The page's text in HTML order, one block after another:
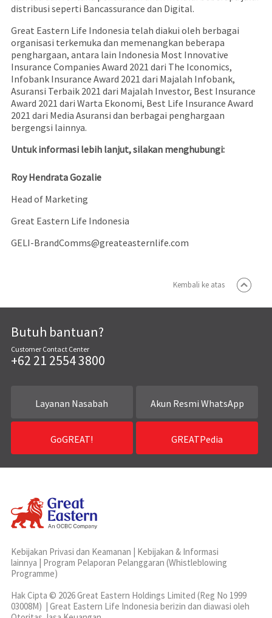
distribusi seperti Bancassurance dan Digital.
Great Eastern Life Indonesia telah diakui oleh berbagai
organisasi terkemuka dan memenangkan beberapa
penghargaan, antara lain Indonesia Most Innovative
Insurance Companies Award 2021 dari The Iconomics,
Infobank Insurance Award 2021 dari Majalah Infobank,
Asuransi Terbaik 2021 dari Majalah Investor, Best Insurance
Award 2021 dari Warta Ekonomi, Best Life Insurance Award
2021 dari Media Asuransi dan berbagai penghargaan
bergengsi lainnya.
Untuk informasi lebih lanjut, silakan menghubungi:
Roy Hendrata Gozalie
Head of Marketing
Great Eastern Life Indonesia
GELI-BrandComms@greateasternlife.com
Kembali ke atas
Butuh bantuan?
Customer Contact Center
+62 21 2554 3800
Layanan Nasabah Akun Resmi WhatsApp
GoGREAT! GREATPedia
Kebijakan Privasi dan Keamanan
Kebijakan & Informasi
lainnya
Program Pelaporan Pelanggaran (Whistleblowing
Programme)
Hak Cipta © 2026 Great Eastern Holdings Limited (Reg No 1999
03008M) | Great Eastern Life Indonesia berizin dan diawasi oleh